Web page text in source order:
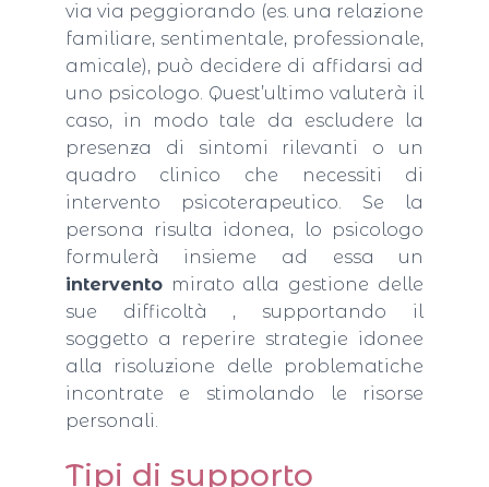
via via peggiorando (es. una relazione
familiare, sentimentale, professionale,
amicale), può decidere di affidarsi ad
uno psicologo. Quest’ultimo valuterà il
caso, in modo tale da escludere la
presenza di sintomi rilevanti o un
quadro clinico che necessiti di
intervento psicoterapeutico. Se la
persona risulta idonea, lo psicologo
formulerà insieme ad essa un
interventomirato alla gestione delle
sue difficoltà , supportando il
soggetto a reperire strategie idonee
alla risoluzione delle problematiche
incontrate e stimolando le risorse
personali.
Tipi di supporto